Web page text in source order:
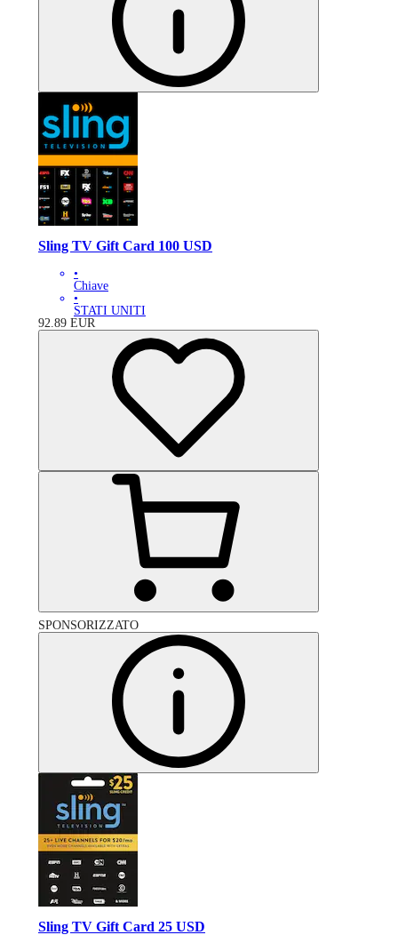
Sling TV Gift Card 100 USD
•
Chiave
•
STATI UNITI
92.89 EUR
SPONSORIZZATO
Sling TV Gift Card 25 USD